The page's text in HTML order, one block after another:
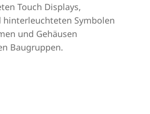
Touch Displays,
hinterleuchteten Symbolen
und Gehäusen
Baugruppen.